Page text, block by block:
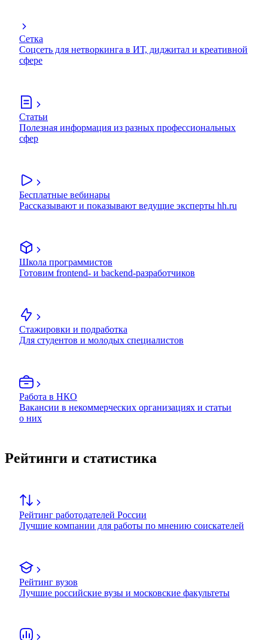
Сетка
Соцсеть для нетворкинга в ИТ, диджитал и креативной
сфере
Статьи
Полезная информация из разных профессиональных
сфер
Бесплатные вебинары
Рассказывают и показывают ведущие эксперты hh.ru
Школа программистов
Готовим frontend- и backend-разработчиков
Стажировки и подработка
Для студентов и молодых специалистов
Работа в НКО
Вакансии в некоммерческих организациях и статьи
о них
Рейтинги и статистика
Рейтинг работодателей России
Лучшие компании для работы по мнению соискателей
Рейтинг вузов
Лучшие российские вузы и московские факультеты